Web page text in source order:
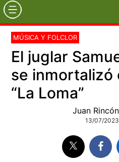
MÚSICA Y FOLCLOR
El juglar
se inmortalizó
“La Loma”
Juan
13/07/